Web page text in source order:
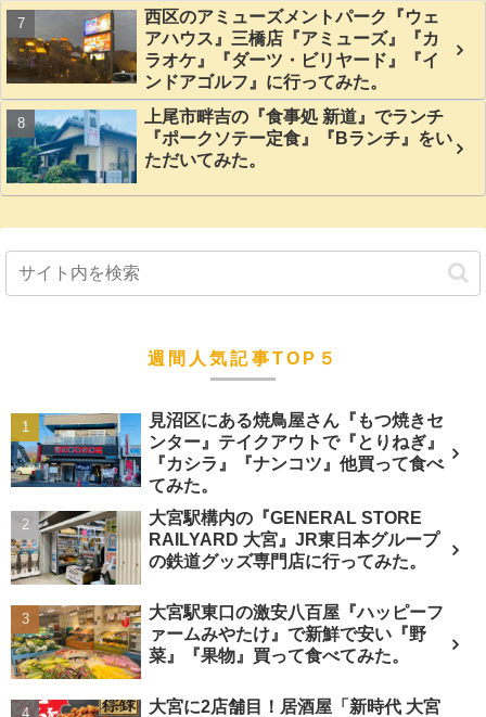
西区のアミューズメントパーク『ウェ
アハウス』三橋店『アミューズ』『カ
ラオケ』『ダーツ・ビリヤード』『イ
ンドアゴルフ』に行ってみた。
上尾市畔吉の『食事処 新道』でランチ
『ポークソテー定食』『Bランチ』をい
ただいてみた。
週間人気記事TOP５
見沼区にある焼鳥屋さん『もつ焼きセ
ンター』テイクアウトで『とりねぎ』
『カシラ』『ナンコツ』他買って食べ
てみた。
大宮駅構内の『GENERAL STORE
RAILYARD 大宮』JR東日本グループ
の鉄道グッズ専門店に行ってみた。
大宮駅東口の激安八百屋『ハッピーフ
ァームみやたけ』で新鮮で安い『野
菜』『果物』買って食べてみた。
大宮に2店舗目！居酒屋「新時代 大宮